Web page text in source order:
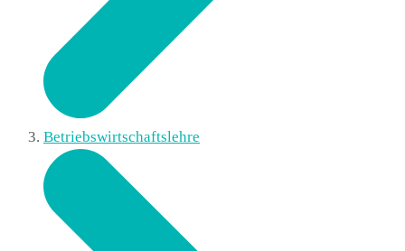
Betriebswirtschaftslehre